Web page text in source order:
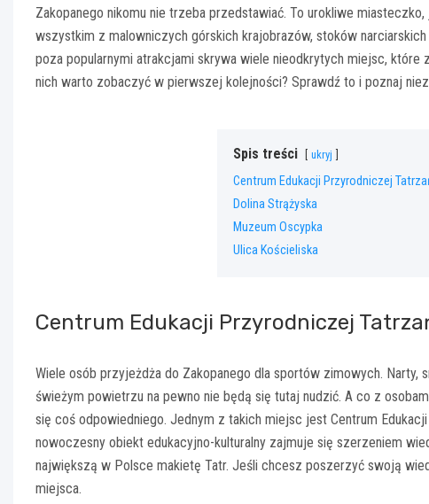
Zakopanego nikomu nie trzeba przedstawiać. To urokliwe
wszystkim z malowniczych górskich krajobrazów, stoków
poza popularnymi atrakcjami skrywa wiele nieodkrytych miejsc,
nich warto zobaczyć w pierwszej kolejności? Sprawdź to i poznaj
Spis treści ukryj
Centrum Edukacji Przyrodniczej
Dolina Strążyska
Muzeum Oscypka
Ulica Kościeliska
Centrum Edukacji Przyrodniczej
Wiele osób przyjeżdża do Zakopanego dla sportów zimowych. Narty,
świeżym powietrzu na pewno nie będą się tutaj nudzić. A co z
się coś odpowiedniego. Jednym z takich miejsc jest Centrum
nowoczesny obiekt edukacyjno-kulturalny zajmuje się szerzeniem
największą w Polsce makietę Tatr. Jeśli chcesz poszerzyć swoją
miejsca.